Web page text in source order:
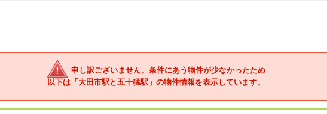
申し訳ございません。条件にあう物件が少なかったため
以下は「大田市駅と五十猛駅」の物件情報を表示しています。